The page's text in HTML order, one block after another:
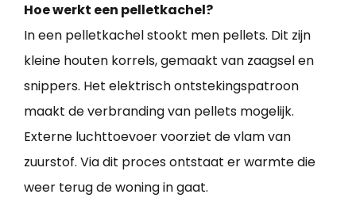
Hoe werkt een pelletkachel?
In een pelletkachel stookt men pellets. Dit zijn
kleine houten korrels, gemaakt van zaagsel en
snippers. Het elektrisch ontstekingspatroon
maakt de verbranding van pellets mogelijk.
Externe luchttoevoer voorziet de vlam van
zuurstof. Via dit proces ontstaat er warmte die
weer terug de woning in gaat.